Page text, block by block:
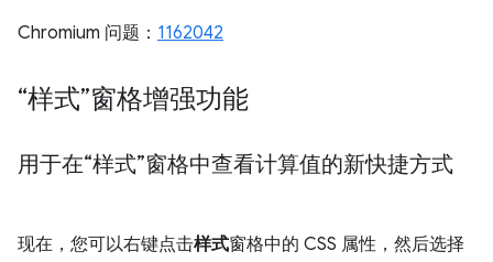
Chromium 问题： 1162042
“样式”窗格增强功能
用于在“样式”窗格中查看计算值的新快捷方式
现在，您可以右键点击样式窗格中的 CSS 属性，然后选择